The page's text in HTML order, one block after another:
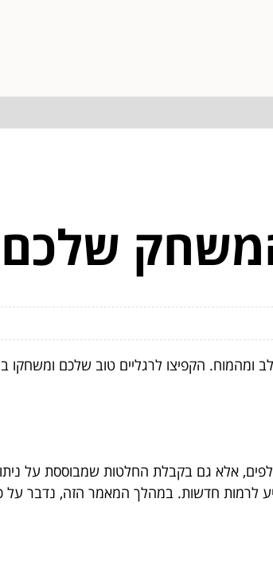
המשחק שלכם
ומהמוח. הקפיצו לרגליים טוב שלכם ומשחקו
אלא גם בקבלת החלטות שמבוססת על
לרמות חדשות. במהלך המאמר הזה, נדבר על